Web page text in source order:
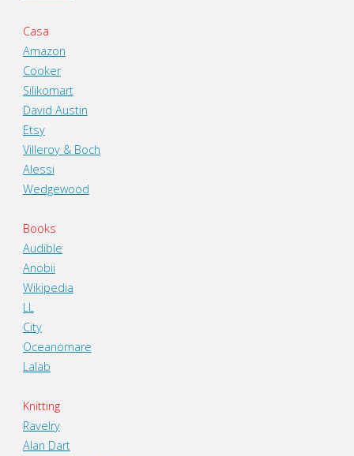
Casa
Amazon
Cooker
Silikomart
David Austin
Etsy
Villeroy & Boch
Alessi
Wedgewood
Books
Audible
Anobii
Wikipedia
LL
City
Oceanomare
Lalab
Knitting
Ravelry
Alan Dart